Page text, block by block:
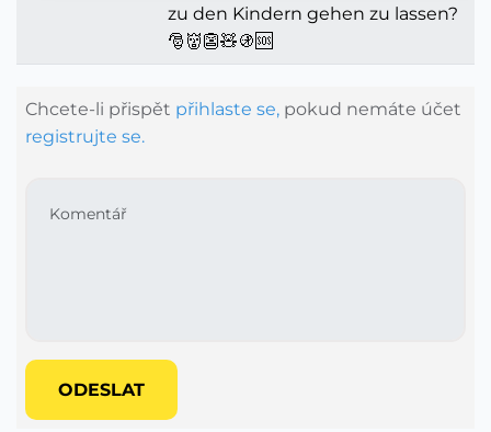
zu den Kindern gehen zu lassen?
🎅👹👺🧸🚯🆘
Chcete-li přispět přihlaste se, pokud nemáte účet
registrujte se.
ODESLAT